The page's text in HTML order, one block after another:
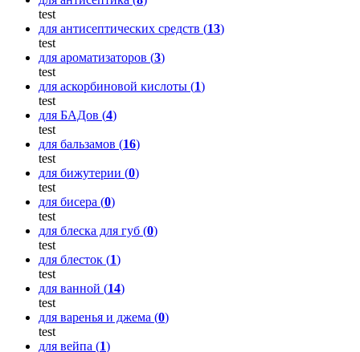
test
для антисептических средств (13)
test
для ароматизаторов (3)
test
для аскорбиновой кислоты (1)
test
для БАДов (4)
test
для бальзамов (16)
test
для бижутерии (0)
test
для бисера (0)
test
для блеска для губ (0)
test
для блесток (1)
test
для ванной (14)
test
для варенья и джема (0)
test
для вейпа (1)